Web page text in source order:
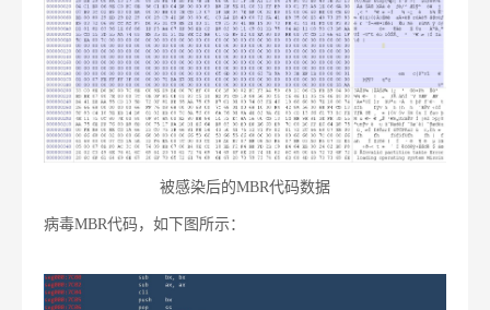
被感染后的MBR代码数据
病毒MBR代码，如下图所示：